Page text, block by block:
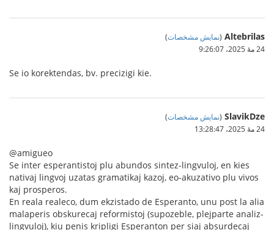
Altebrilas
(نمایش مشخصات)
24 مهٔ 2025،‏ 9:26:07
Se io korektendas, bv. precizigi kie.
SlavikDze
(نمایش مشخصات)
24 مهٔ 2025،‏ 13:28:47
@amigueo
Se inter esperantistoj plu abundos sintez-lingvuloj, en kies
nativaj lingvoj uzatas gramatikaj kazoj, eo-akuzativo plu vivos
kaj prosperos.
En reala realeco, dum ekzistado de Esperanto, unu post la alia
malaperis obskurecaj reformistoj (supozeble, plejparte analiz-
lingvuloj), kiu penis kripligi Esperanton per siaj absurdecaj